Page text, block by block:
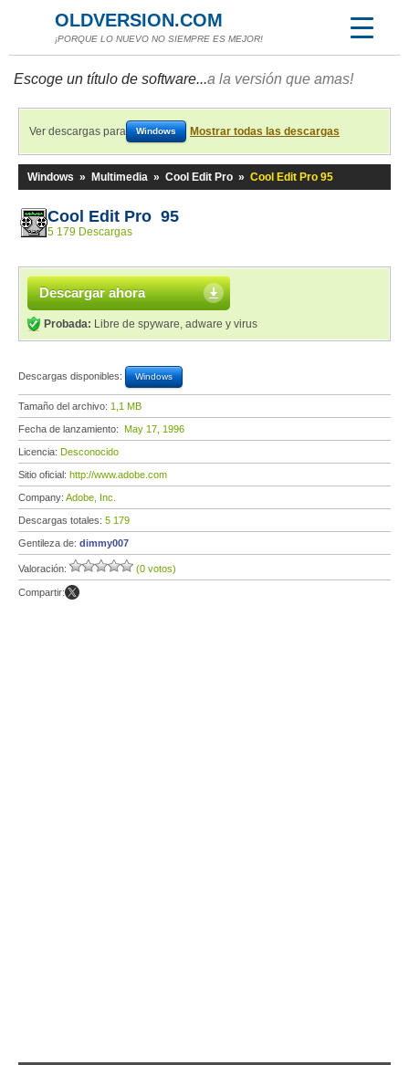
OLDVERSION.COM
¡PORQUE LO NUEVO NO SIEMPRE ES MEJOR!
Escoge un título de software...a la versión que amas!
Ver descargas para Windows Mostrar todas las descargas
Windows » Multimedia » Cool Edit Pro » Cool Edit Pro 95
Cool Edit Pro 95
5 179 Descargas
Descargar ahora
Probada: Libre de spyware, adware y virus
Descargas disponibles: Windows
Tamaño del archivo: 1,1 MB
Fecha de lanzamiento: May 17, 1996
Licencia: Desconocido
Sitio oficial: http://www.adobe.com
Company: Adobe, Inc.
Descargas totales: 5 179
Gentileza de: dimmy007
Valoración: (0 votos)
Compartir: